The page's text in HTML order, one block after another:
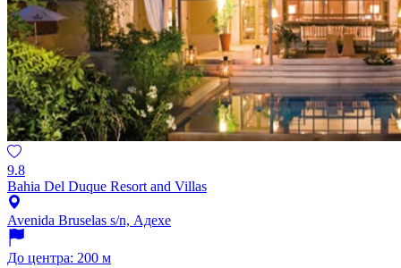
9.8
Bahia Del Duque Resort and Villas
Avenida Bruselas s/n, Адехе
До центра: 200 м